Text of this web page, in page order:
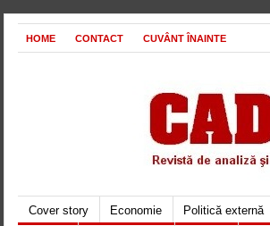
HOME CONTACT CUVÂNT ÎNAINTE
Cover story Economie Politică externă